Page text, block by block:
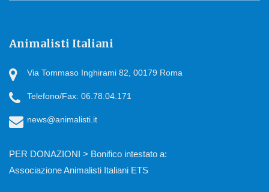
Animalisti Italiani
Via Tommaso Inghirami 82, 00179 Roma
Telefono/Fax: 06.78.04.171
news@animalisti.it
PER DONAZIONI > Bonifico intestato a:
Associazione Animalisti Italiani ETS